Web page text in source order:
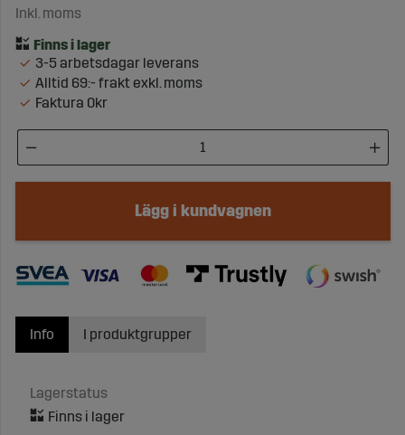
Inkl. moms
3-5 arbetsdagar leverans
Alltid 69:- frakt exkl. moms
Faktura 0kr
Lägg i kundvagnen
Info
Lagerstatus
I produktgrupper